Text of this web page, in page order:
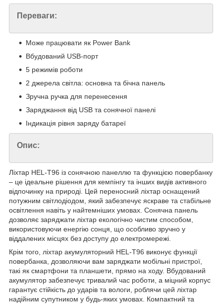
Переваги:
Може працювати як Power Bank
Вбудований USB-порт
5 режимів роботи
2 джерела світла: основна та бічна панель
Зручна ручка для перенесення
Заряджання від USB та сонячної панелі
Індикація рівня заряду батареї
Опис:
Ліхтар HEL-T96 із сонячною панеллю та функцією повербанку
– це ідеальне рішення для кемпінгу та інших видів активного
відпочинку на природі. Цей переносний ліхтар оснащений
потужним світлодіодом, який забезпечує яскраве та стабільне
освітлення навіть у найтемніших умовах. Сонячна панель
дозволяє заряджати ліхтар екологічно чистим способом,
використовуючи енергію сонця, що особливо зручно у
віддалених місцях без доступу до електромережі.
Крім того, ліхтар акумуляторний HEL-T96 виконує функції
повербанка, дозволяючи вам заряджати мобільні пристрої,
такі як смартфони та планшети, прямо на ходу. Вбудований
акумулятор забезпечує тривалий час роботи, а міцний корпус
гарантує стійкість до ударів та вологи, роблячи цей ліхтар
надійним супутником у будь-яких умовах. Компактний та